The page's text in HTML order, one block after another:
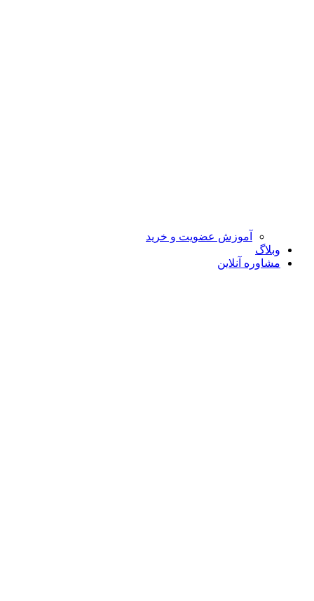
آموزش عضویت و خرید
وبلاگ
مشاوره آنلاین